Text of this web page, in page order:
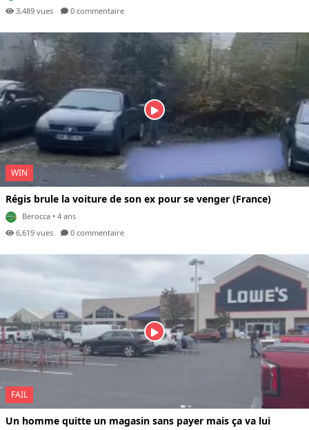
3,489 vues
0 commentaire
WIN
Régis brule la voiture de son ex pour se venger (France)
Berocca • 4 ans
6,619 vues
0 commentaire
FAIL
Un homme quitte un magasin sans payer mais ça va lui